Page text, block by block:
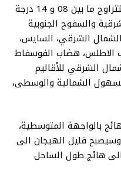
أما درجات الحرارة خلال النهار، فستتراوح ما بين 08 و 14 درجة
والسفوح الجنوبية
بين 16 و 22 درجة بالشمال الشرقي، السايس،
الاطلس، هضاب الفوسفاط
الشرقي للأقاليم
بين 23 و 28 درجة بالسهول الشمالية والوسطى،
بالواجهة المتوسطية،
وسيصبح قليل الهيجان الى
الى هائج طول الساحل